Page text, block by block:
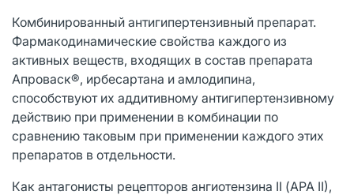
Комбинированный антигипертензивный препарат.
Фармакодинамические свойства каждого из
активных веществ, входящих в состав препарата
Апроваcк®, ирбесартана и амлодипина,
способствуют их аддитивному антигипертензивному
действию при применении в комбинации по
сравнению таковым при применении каждого этих
препаратов в отдельности.
Как антагонисты рецепторов ангиотензина II (АРА II),